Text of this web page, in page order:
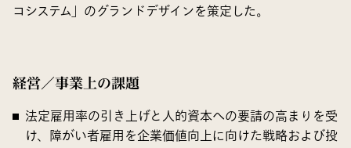
コシステム」のグランドデザインを策定した。
経営／事業上の課題
法定雇用率の引き上げと人的資本への要請の高まりを受
け、障がい者雇用を企業価値向上に向けた戦略および投